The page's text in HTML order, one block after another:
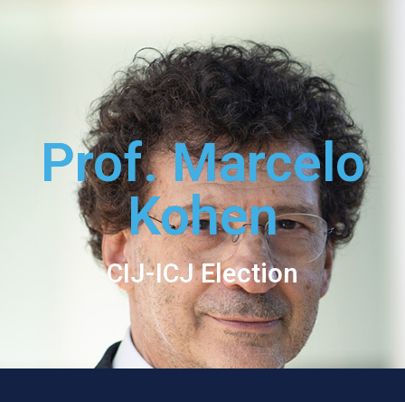
Prof. Marcelo
Kohen
CIJ-ICJ Election